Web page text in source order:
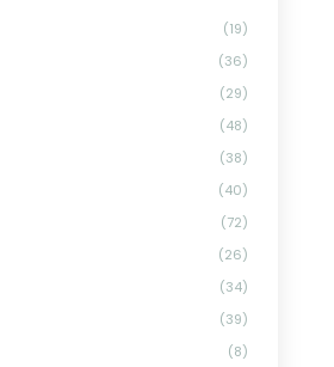
(19)
(36)
(29)
(48)
(38)
(40)
(72)
(26)
(34)
(39)
(8)